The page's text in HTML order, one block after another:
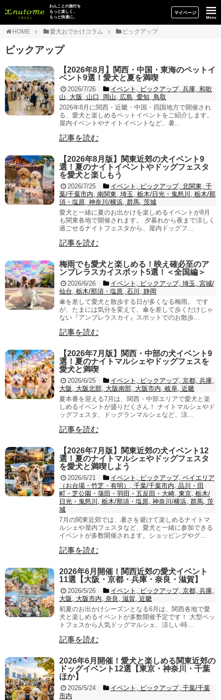
イヌトミィ
わんことの旅行を
もっと楽しく、
もっと快適に。
マイページ
HOME 愛犬おでかけコラム ピックアップ
ピックアップ
【2026年8月】関西・中国・東海のペットイ
ベント9選！愛犬と夏を満喫
2026/7/26
イベント, ピックアップ, 兵庫, 和歌
山, 大阪, 山口, 岡山, 広島, 愛知, 鳥取
2026年8月に関西・近畿・中国・四国地方で開催され
る、愛犬と楽しめるペットイベントをご紹介します。
屋内イベントやナイトイベントなど、暑...
記事を読む
【2026年8月版】関東近郊の犬イベント9
選！夏のナイトイベントやドッグフェスタ
を愛犬と楽しもう
2026/7/25
イベント, ピックアップ, 北関東, 千
葉/千葉市内, 南関東, 埼玉, 栃木/日光・鬼怒川, 栃木/那
須・塩原, 神奈川/横浜, 群馬, 茨城
愛犬と一緒に夏のお出かけを楽しめるイベントが8月
も関東各地で開催されます。 夕暮れから夜まで涼しく
過ごせるナイトフェスタから、屋内ドッグフ...
記事を読む
梅雨でも愛犬と楽しめる！映え確必至のア
ンブレラスカイスポット5選！＜全国編＞
2026/6/26
イベント, ピックアップ, 埼玉, 宮城/
仙台, 栃木/那須・塩原, 石川, 静岡
傘を差して愛犬と散歩する日が多くなる梅雨。 です
が、たまには気分を変えて、傘を差して歩くだけじゃ
ない『アンブレラスカイ』スポットでのお散歩...
記事を読む
【2026年7月版】関西・中部の犬イベント9
選！夏のナイトマルシェやドッグフェスを
愛犬と満喫
2026/6/25
イベント, ピックアップ, 京都, 兵庫,
大阪, 大阪北部, 大阪南部, 大阪市内, 岐阜, 近畿
夏本番を迎える7月は、関西・中部エリアで愛犬と楽
しめるイベントが盛りだくさん！ ナイトマルシェやド
ッグフェスタ、ドッグランマルシェなど、涼...
記事を読む
【2026年7月版】関東近郊の犬イベント12
選！夏のナイトマルシェやドッグフェスタ
を愛犬と満喫しよう
2026/6/21
イベント, ピックアップ, ベイエリア
（お台場・竹芝・有明）, 千葉/千葉市内, 品川・田
町・芝公園・蒲田・羽田・五反田・大崎, 東京, 栃木/
日光・鬼怒川, 栃木/那須・塩原, 神奈川/横浜, 群馬, 茨
城
7月の関東近郊では、暑さを避けて楽しめるナイトマ
ルシェや屋内フェスタなど、愛犬と一緒に参加できる
イベントが多数開催されます。ショッピングやグ...
記事を読む
2026年6月開催！関西近郊の愛犬イベント
11選【大阪・京都・兵庫・奈良・滋賀】
2026/5/26
イベント, ピックアップ, 京都, 兵庫,
大阪, 大阪市内, 奈良, 滋賀, 近畿
初夏のお出かけシーズンとなる6月は、関西各地で愛
犬と楽しめるイベントが多数開催予定です！ 大型ペッ
トフェスから人気ドッグマルシェ、涼しい時...
記事を読む
2026年6月開催！愛犬と楽しめる関東近郊の
ドッグイベント12選【東京・神奈川・千葉
ほか】
2026/5/24
イベント, ピックアップ, 千葉/千葉
市内